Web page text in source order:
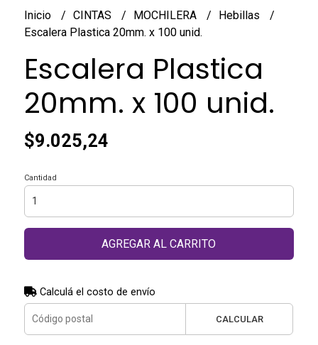
Inicio CINTAS MOCHILERA
Hebillas
Escalera Plastica 20mm. x 100 unid.
Escalera Plastica
20mm. x 100 unid.
$9.025,24
Cantidad
AGREGAR AL CARRITO
Calculá el costo de envío
CALCULAR